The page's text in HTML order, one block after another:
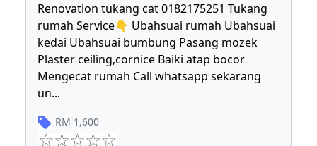
Renovation tukang cat 0182175251 Tukang
rumah Service👇 Ubahsuai rumah Ubahsuai
kedai Ubahsuai bumbung Pasang mozek
Plaster ceiling,cornice Baiki atap bocor
Mengecat rumah Call whatsapp sekarang
un...
RM 1,600